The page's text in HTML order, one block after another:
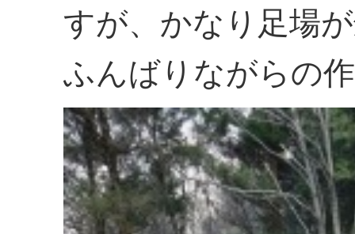
すが、かなり足場
ふんばりながらの